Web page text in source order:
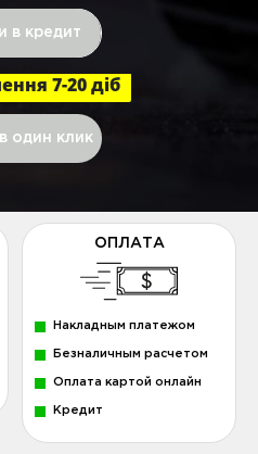
в кредит
7-20 діб
один клик
ОПЛАТА
Накладным платежом
Безналичным расчетом
Оплата картой онлайн
Кредит